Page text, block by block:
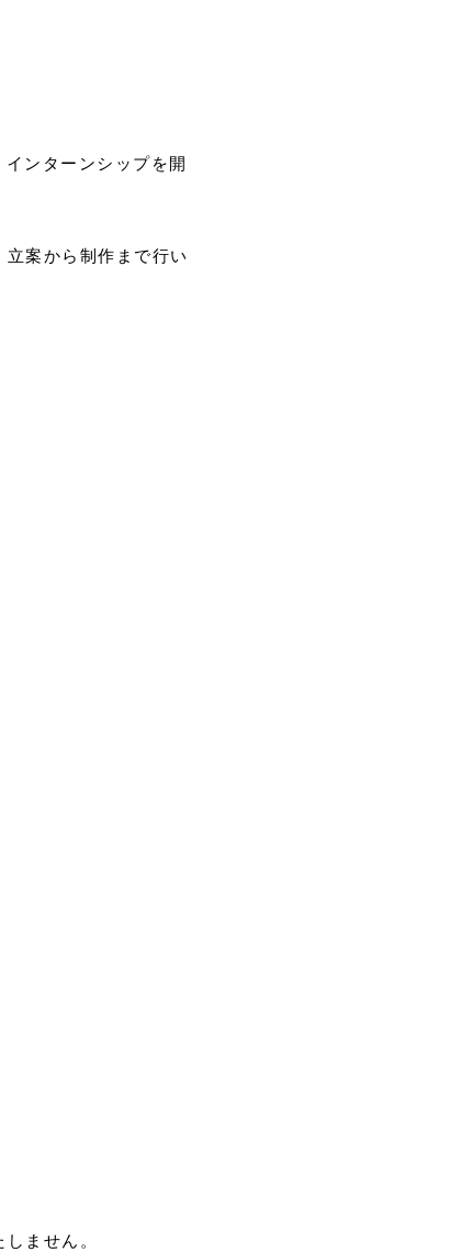
ンターンシップを開
案から制作まで行い
ません。